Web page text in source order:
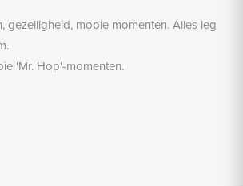
gezelligheid, mooie momenten. Alles leg
'Mr. Hop'-momenten.